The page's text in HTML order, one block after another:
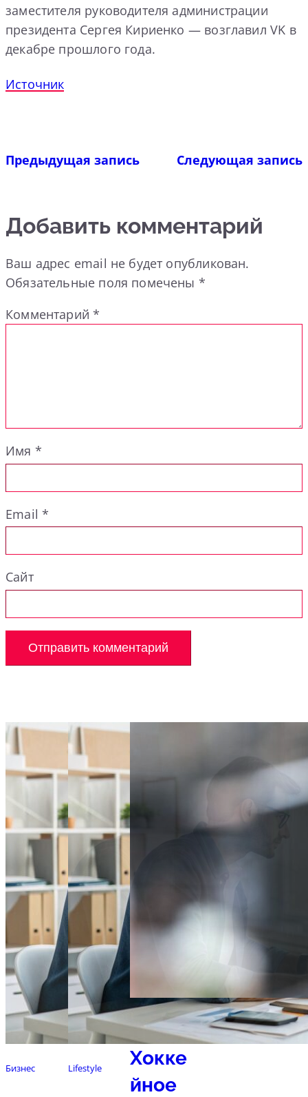
заместителя руководителя администрации
президента Сергея Кириенко — возглавил VK в
декабре прошлого года.
Источник
Предыдущая запись Следующая запись
Добавить комментарий
Ваш адрес email не будет опубликован.
Обязательные поля помечены *
Комментарий*
Имя *
Email*
Сайт
Бизнес Lifestyle
Спорт
Хокке
йное